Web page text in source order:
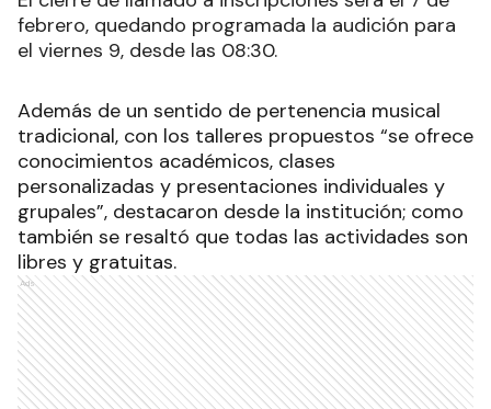
febrero, quedando programada la audición para
el viernes 9, desde las 08:30.
Además de un sentido de pertenencia musical
tradicional, con los talleres propuestos “se ofrece
conocimientos académicos, clases
personalizadas y presentaciones individuales y
grupales”, destacaron desde la institución; como
también se resaltó que todas las actividades son
libres y gratuitas.
Ads